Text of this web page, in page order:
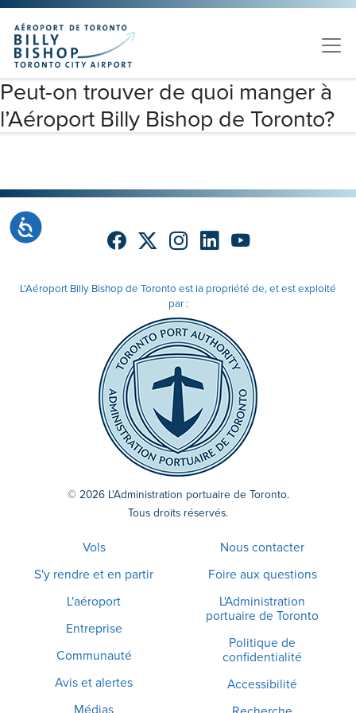
Veuillez
noter
Ce
site
Web
comprend
un
Accessibilité
Skip to main content
Peut-on trouver de quoi manger à
l’Aéroport Billy Bishop de Toronto?
L'Aéroport Billy Bishop de Toronto est la propriété de, et est exploité
par :
© 2026 L'Administration portuaire de Toronto.
Tous droits réservés.
Vols
S'y rendre et en partir
L'aéroport
Entreprise
Communauté
Avis et alertes
Nous contacter
Foire aux questions
L'Administration
portuaire de Toronto
Politique de
confidentialité
Accessibilité